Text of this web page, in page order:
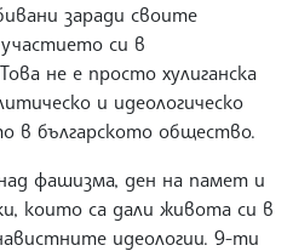
заради своите
си в
не е просто хулиганска
и идеологическо
в българското общество.
фашизма, ден на памет и
които са дали живота си в
идеологии. 9-ти